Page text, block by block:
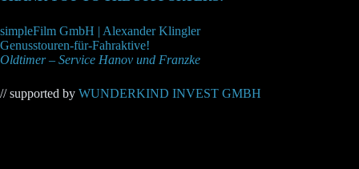
simpleFilm GmbH | Alexander Klingler
Genusstouren-für-Fahraktive!
Oldtimer – Service Hanov und Franzke
// supported by WUNDERKIND INVEST GMBH